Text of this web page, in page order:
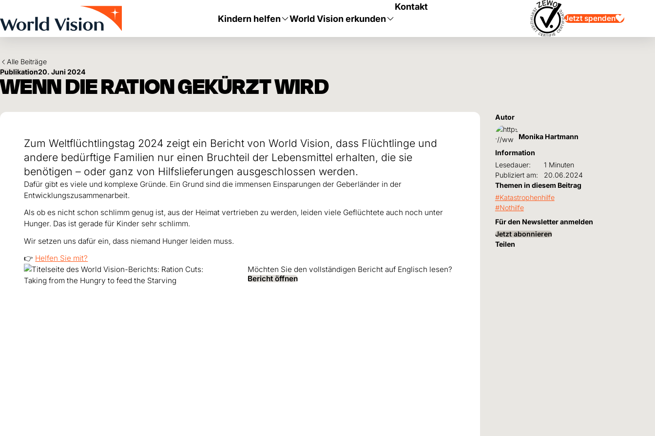
Kindern helfen World Vision erkunden
Kontakt
Jetzt spenden
Alle Beiträge
Publikation20. Juni 2024
WENN DIE RATION GEKÜRZT WIRD
Zum Weltflüchtlingstag 2024 zeigt ein Bericht von World Vision, dass Flüchtlinge und
andere bedürftige Familien nur einen Bruchteil der Lebensmittel erhalten, die sie
benötigen – oder ganz von Hilfslieferungen ausgeschlossen werden.
Dafür gibt es viele und komplexe Gründe. Ein Grund sind die immensen Einsparungen der Geberländer in der
Entwicklungszusammenarbeit.
Als ob es nicht schon schlimm genug ist, aus der Heimat vertrieben zu werden, leiden viele Geflüchtete auch noch unter
Hunger. Das ist gerade für Kinder sehr schlimm.
Wir setzen uns dafür ein, dass niemand Hunger leiden muss.
👉 Helfen Sie mit?
Möchten Sie den vollständigen Bericht auf Englisch lesen?
Bericht öffnen
Autor
Monika Hartmann
Information
Lesedauer:
1 Minuten
Publiziert am:
20.06.2024
Themen in diesem Beitrag
Katastrophenhilfe
Nothilfe
Für den Newsletter anmelden
Jetzt abonnieren
Teilen